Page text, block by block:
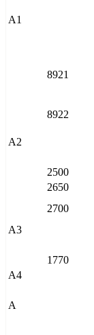
A1
8921
8922
A2
2500
2650
2700
A3
1770
A4
A